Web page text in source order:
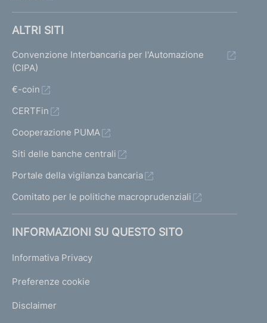
ALTRI SITI
Convenzione Interbancaria per l'Automazione
(CIPA)
€-coin
CERTFin
Cooperazione PUMA
Siti delle banche centrali
Portale della vigilanza bancaria
Comitato per le politiche macroprudenziali
INFORMAZIONI SU QUESTO SITO
Informativa Privacy
Preferenze cookie
Disclaimer